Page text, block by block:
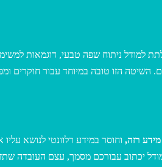
למודל ניתוח שפה טבעי, דוגמאות
הזו טובה במיוחד עבור חוקרים
רזה,
עבורכם מסמך, עצם העובדה